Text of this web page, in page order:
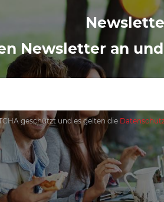
Newsletter an
geschützt und es gelten die